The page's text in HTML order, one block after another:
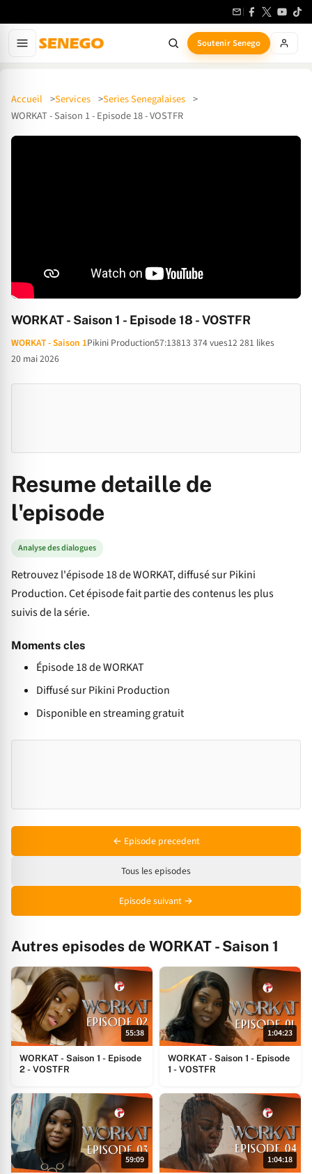
Soutenir Senego
Accueil Services
Series Senegalaises
WORKAT - Saison 1 - Episode 18 - VOSTFR
WORKAT - Saison 1 - Episode 18 - VOSTFR
WORKAT - Saison 1Pikini Production57:13813 374 vues12 281 likes
20 mai 2026
Resume detaille de
l'episode
Analyse des dialogues
Retrouvez l'épisode 18 de WORKAT, diffusé sur Pikini
Production. Cet épisode fait partie des contenus les plus
suivis de la série.
Moments cles
Épisode 18 de WORKAT
Diffusé sur Pikini Production
Disponible en streaming gratuit
← Episode precedent
Tous les episodes
Episode suivant →
Autres episodes de WORKAT - Saison 1
55:38
WORKAT - Saison 1 - Episode
2 - VOSTFR
1:04:23
WORKAT - Saison 1 - Episode
1 - VOSTFR
59:09 1:04:18